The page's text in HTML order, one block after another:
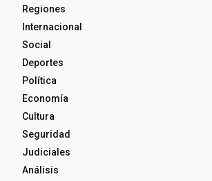
Regiones
Internacional
Social
Deportes
Política
Economía
Cultura
Seguridad
Judiciales
Análisis